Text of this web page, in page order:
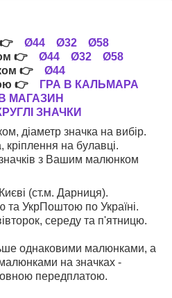
👉 Ø44 Ø32
Ø58
👉 Ø44 Ø32
Ø58
👉 Ø44
👉
ГРА В КАЛЬМАРА
В МАГАЗИН
ЗНАЧКИ
діаметр значка на вибір.
на булавці.
з Вашим малюнком
(ст.м. Дарниця).
УкрПоштою по Україні.
середу та п'ятницю.
однаковими малюнками, а
на значках -
передплатою.